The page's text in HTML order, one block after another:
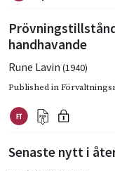
handhavande
Rune Lavin (1940)
Published in
Senaste nytt i